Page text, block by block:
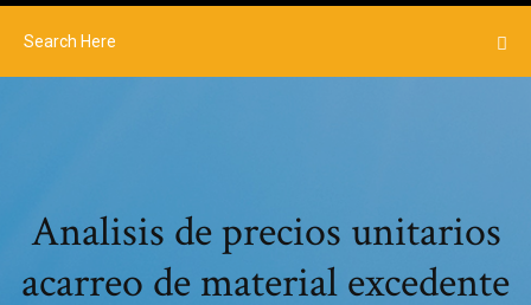
Analisis de precios unitarios
acarreo de material excedente